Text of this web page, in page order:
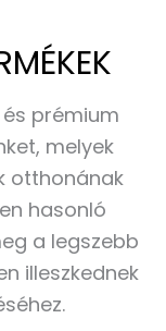
prémium
melyek
otthonának
hasonló
a legszebb
illeszkednek